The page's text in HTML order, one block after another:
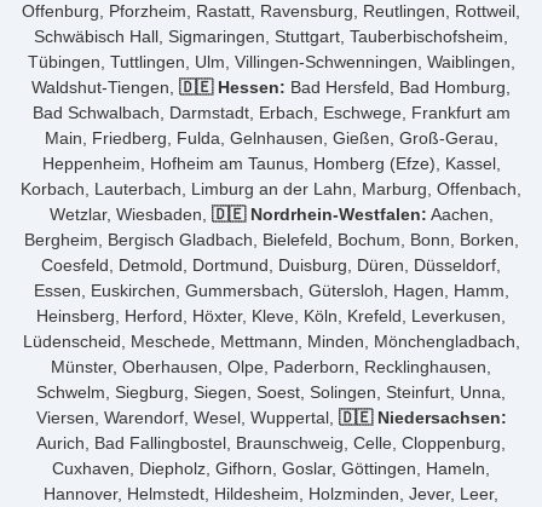
Offenburg, Pforzheim, Rastatt, Ravensburg, Reutlingen, Rottweil,
Schwäbisch Hall, Sigmaringen, Stuttgart, Tauberbischofsheim,
Tübingen, Tuttlingen, Ulm, Villingen-Schwenningen, Waiblingen,
Waldshut-Tiengen, 🇩🇪 Hessen: Bad Hersfeld, Bad Homburg,
Bad Schwalbach, Darmstadt, Erbach, Eschwege, Frankfurt am
Main, Friedberg, Fulda, Gelnhausen, Gießen, Groß-Gerau,
Heppenheim, Hofheim am Taunus, Homberg (Efze), Kassel,
Korbach, Lauterbach, Limburg an der Lahn, Marburg, Offenbach,
Wetzlar, Wiesbaden, 🇩🇪 Nordrhein-Westfalen: Aachen,
Bergheim, Bergisch Gladbach, Bielefeld, Bochum, Bonn, Borken,
Coesfeld, Detmold, Dortmund, Duisburg, Düren, Düsseldorf,
Essen, Euskirchen, Gummersbach, Gütersloh, Hagen, Hamm,
Heinsberg, Herford, Höxter, Kleve, Köln, Krefeld, Leverkusen,
Lüdenscheid, Meschede, Mettmann, Minden, Mönchengladbach,
Münster, Oberhausen, Olpe, Paderborn, Recklinghausen,
Schwelm, Siegburg, Siegen, Soest, Solingen, Steinfurt, Unna,
Viersen, Warendorf, Wesel, Wuppertal, 🇩🇪 Niedersachsen:
Aurich, Bad Fallingbostel, Braunschweig, Celle, Cloppenburg,
Cuxhaven, Diepholz, Gifhorn, Goslar, Göttingen, Hameln,
Hannover, Helmstedt, Hildesheim, Holzminden, Jever, Leer,